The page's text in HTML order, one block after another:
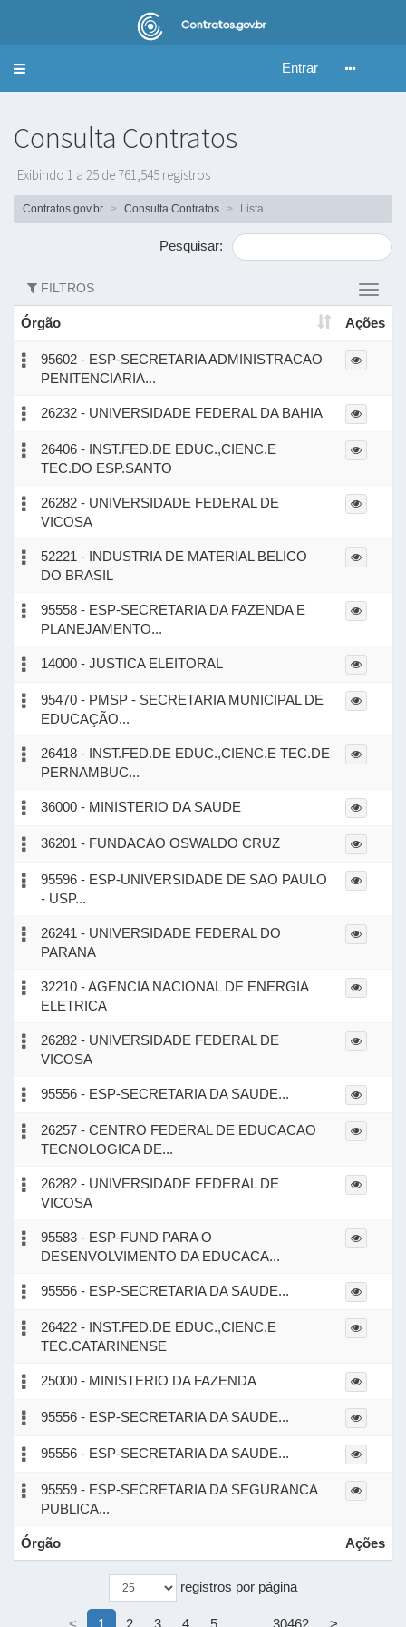
Alternar
Entrar
Consulta Contratos
Exibindo 1 a 25 de 761,545 registros
Contratos.gov.br Consulta Contratos Lista
Pesquisar:
filtros
FILTROS
Órgão Ações
95602 - ESP-SECRETARIA ADMINISTRACAO
PENITENCIARIA...
26232 - UNIVERSIDADE FEDERAL DA BAHIA
26406 - INST.FED.DE EDUC.,CIENC.E
TEC.DO ESP.SANTO
26282 - UNIVERSIDADE FEDERAL DE
VICOSA
52221 - INDUSTRIA DE MATERIAL BELICO
DO BRASIL
95558 - ESP-SECRETARIA DA FAZENDA E
PLANEJAMENTO...
14000 - JUSTICA ELEITORAL
95470 - PMSP - SECRETARIA MUNICIPAL DE
EDUCAÇÃO...
26418 - INST.FED.DE EDUC.,CIENC.E TEC.DE
PERNAMBUC...
36000 - MINISTERIO DA SAUDE
36201 - FUNDACAO OSWALDO CRUZ
95596 - ESP-UNIVERSIDADE DE SAO PAULO
- USP...
26241 - UNIVERSIDADE FEDERAL DO
PARANA
32210 - AGENCIA NACIONAL DE ENERGIA
ELETRICA
26282 - UNIVERSIDADE FEDERAL DE
VICOSA
95556 - ESP-SECRETARIA DA SAUDE...
26257 - CENTRO FEDERAL DE EDUCACAO
TECNOLOGICA DE...
26282 - UNIVERSIDADE FEDERAL DE
VICOSA
95583 - ESP-FUND PARA O
DESENVOLVIMENTO DA EDUCACA...
95556 - ESP-SECRETARIA DA SAUDE...
26422 - INST.FED.DE EDUC.,CIENC.E
TEC.CATARINENSE
25000 - MINISTERIO DA FAZENDA
95556 - ESP-SECRETARIA DA SAUDE...
95556 - ESP-SECRETARIA DA SAUDE...
95559 - ESP-SECRETARIA DA SEGURANCA
PUBLICA...
Órgão Ações
registros por página
< 1 2 3 4 5 30462 >